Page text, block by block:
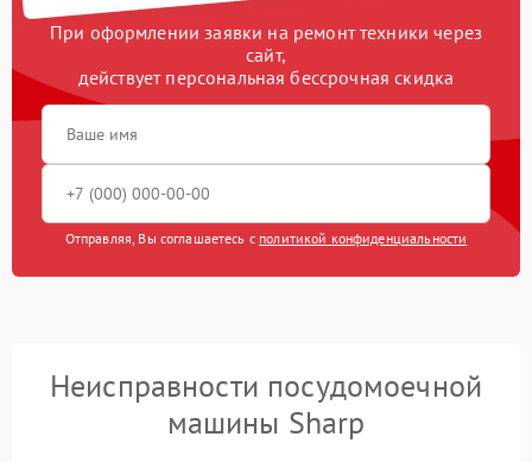
При оформлении заявки на ремонт техники через
сайт,
действует персональная бессрочная скидка
Отправляя, Вы соглашаетесь с политикой конфиденциальности
Неисправности посудомоечной
машины Sharp